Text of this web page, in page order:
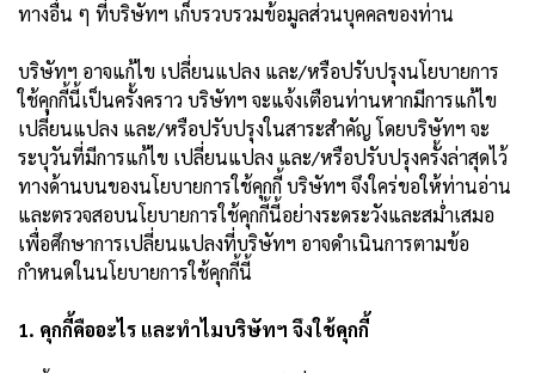
ทางอื่น ๆ ที่บริษัทฯ เก็บรวบรวมข้อมูลส่วนบุคคลของท่าน
บริษัทฯ อาจแก้ไข เปลี่ยนแปลง และ/หรือปรับปรุงนโยบายการ
ใช้คุกกี้นี้เป็นครั้งคราว บริษัทฯ จะแจ้งเตือนท่านหากมีการแก้ไข
เปลี่ยนแปลง และ/หรือปรับปรุงในสาระสำคัญ โดยบริษัทฯ จะ
ระบุวันที่มีการแก้ไข เปลี่ยนแปลง และ/หรือปรับปรุงครั้งล่าสุดไว้
ทางด้านบนของนโยบายการใช้คุกกี้ บริษัทฯ จึงใคร่ขอให้ท่านอ่าน
และตรวจสอบนโยบายการใช้คุกกี้นี้อย่างระดระวังและสม่ำเสมอ
เพื่อศึกษาการเปลี่ยนแปลงที่บริษัทฯ อาจดำเนินการตามข้อ
กำหนดในนโยบายการใช้คุกกี้นี้
1. คุกกี้คืออะไร และทำไมบริษัทฯ จึงใช้คุกกี้